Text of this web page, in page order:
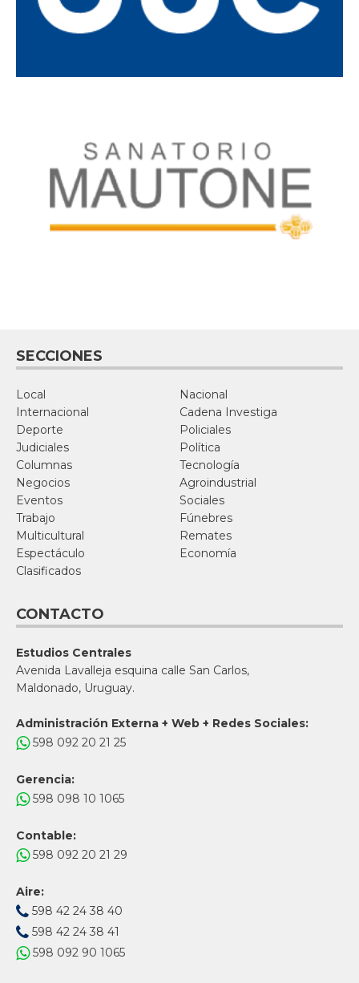
SECCIONES
Local
Nacional
Internacional
Cadena Investiga
Deporte
Policiales
Judiciales
Política
Columnas
Tecnología
Negocios
Agroindustrial
Eventos
Sociales
Trabajo
Fúnebres
Multicultural
Remates
Espectáculo
Economía
Clasificados
CONTACTO
Estudios Centrales
Avenida Lavalleja esquina calle San Carlos,
Maldonado, Uruguay.
Administración Externa + Web + Redes Sociales:
598 092 20 21 25
Gerencia:
598 098 10 1065
Contable:
598 092 20 21 29
Aire:
598 42 24 38 40
598 42 24 38 41
598 092 90 1065